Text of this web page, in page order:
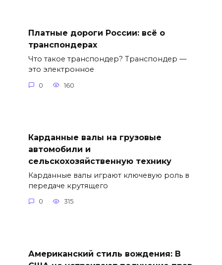
Платные дороги России: всё о
транспондерах
Что такое транспондер? Транспондер —
это электронное
0 160
Карданные валы на грузовые
автомобили и
сельскохозяйственную технику
Карданные валы играют ключевую роль в
передаче крутящего
0 315
Американский стиль вождения: В